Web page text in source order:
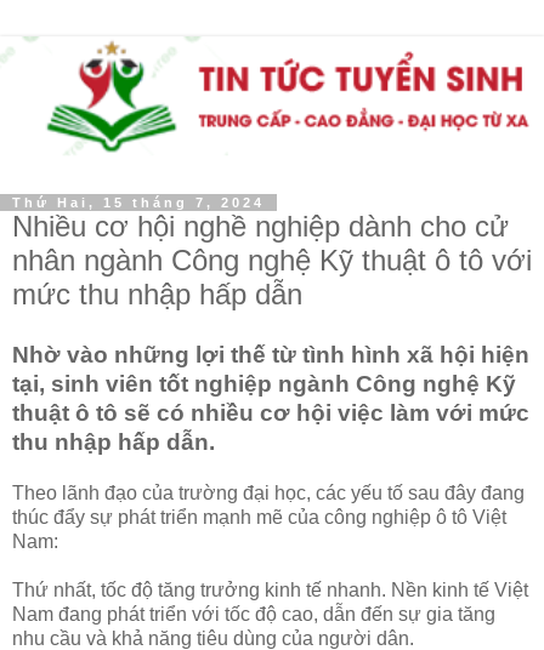
Thứ Hai, 15 tháng 7, 2024
Nhiều cơ hội nghề nghiệp dành cho cử
nhân ngành Công nghệ Kỹ thuật ô tô với
mức thu nhập hấp dẫn
Nhờ vào những lợi thế từ tình hình xã hội hiện
tại, sinh viên tốt nghiệp ngành Công nghệ Kỹ
thuật ô tô sẽ có nhiều cơ hội việc làm với mức
thu nhập hấp dẫn.
Theo lãnh đạo của trường đại học, các yếu tố sau đây đang
thúc đẩy sự phát triển mạnh mẽ của công nghiệp ô tô Việt
Nam:
Thứ nhất, tốc độ tăng trưởng kinh tế nhanh. Nền kinh tế Việt
Nam đang phát triển với tốc độ cao, dẫn đến sự gia tăng
nhu cầu và khả năng tiêu dùng của người dân.